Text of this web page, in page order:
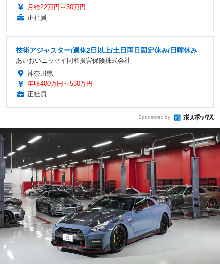
月給22万円～30万円
正社員
技術アジャスター/週休2日以上/土日両日固定休み/日曜休み
あいおいニッセイ同和損害保険株式会社
神奈川県
年収400万円～530万円
正社員
Sponsored by